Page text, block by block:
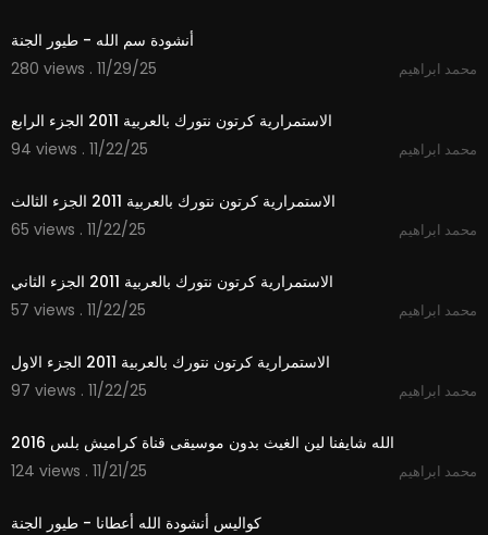
أنشودة سم الله - طيور الجنة
280 views . 11/29/25
محمد ابراهيم
الاستمرارية كرتون نتورك بالعربية 2011 الجزء الرابع
94 views . 11/22/25
محمد ابراهيم
الاستمرارية كرتون نتورك بالعربية 2011 الجزء الثالث
65 views . 11/22/25
محمد ابراهيم
الاستمرارية كرتون نتورك بالعربية 2011 الجزء الثاني
57 views . 11/22/25
محمد ابراهيم
الاستمرارية كرتون نتورك بالعربية 2011 الجزء الاول
97 views . 11/22/25
محمد ابراهيم
الله شايفنا لين الغيث بدون موسيقى قناة كراميش بلس 2016
124 views . 11/21/25
محمد ابراهيم
كواليس أنشودة الله أعطانا - طيور الجنة